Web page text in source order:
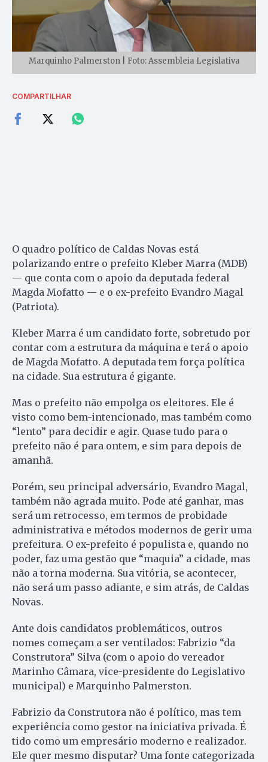
Marquinho Palmerston | Foto: Assembleia Legislativa
COMPARTILHAR
O quadro político de Caldas Novas está
polarizando entre o prefeito Kleber Marra (MDB)
— que conta com o apoio da deputada federal
Magda Mofatto — e o ex-prefeito Evandro Magal
(Patriota).
Kleber Marra é um candidato forte, sobretudo por
contar com a estrutura da máquina e terá o apoio
de Magda Mofatto. A deputada tem força política
na cidade. Sua estrutura é gigante.
Mas o prefeito não empolga os eleitores. Ele é
visto como bem-intencionado, mas também como
“lento” para decidir e agir. Quase tudo para o
prefeito não é para ontem, e sim para depois de
amanhã.
Porém, seu principal adversário, Evandro Magal,
também não agrada muito. Pode até ganhar, mas
será um retrocesso, em termos de probidade
administrativa e métodos modernos de gerir uma
prefeitura. O ex-prefeito é populista e, quando no
poder, faz uma gestão que “maquia” a cidade, mas
não a torna moderna. Sua vitória, se acontecer,
não será um passo adiante, e sim atrás, de Caldas
Novas.
Ante dois candidatos problemáticos, outros
nomes começam a ser ventilados: Fabrizio “da
Construtora” Silva (com o apoio do vereador
Marinho Câmara, vice-presidente do Legislativo
municipal) e Marquinho Palmerston.
Fabrizio da Construtora não é político, mas tem
experiência como gestor na iniciativa privada. É
tido como um empresário moderno e realizador.
Ele quer mesmo disputar? Uma fonte categorizada